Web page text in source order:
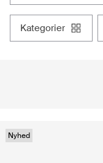
kategorier
Nyhed